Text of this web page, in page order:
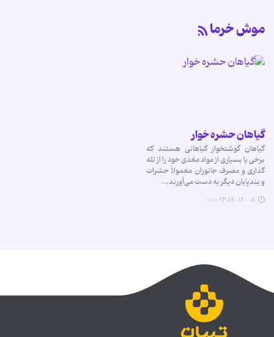
موش خرما
گیاهان حشره خوار
گیاهان گوشتخوار گیاهانی هستند که
برخی یا بسیاری از مواد مغذی خود را از تله
گذاری و مصرف جانوران معمولاً حشرات
و بندپایان دیگر به دست می‌آورند...
۱۳۸۹-۱۲-۰۸ ۰۰:۰۰